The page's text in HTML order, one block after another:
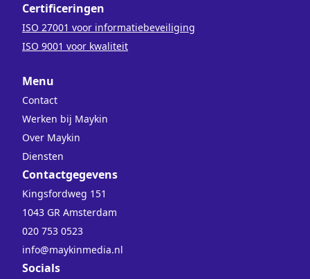
Certificeringen
ISO 27001 voor informatiebeveiliging
ISO 9001 voor kwaliteit
Menu
Contact
Werken bij Maykin
Over Maykin
Diensten
Contactgegevens
Kingsfordweg 151
1043 GR Amsterdam
020 753 0523
info@maykinmedia.nl
Socials